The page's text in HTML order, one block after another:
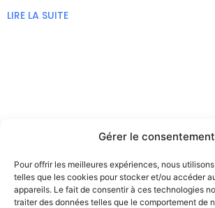
Gérer le consentement
Pour offrir les meilleures expériences, nous
telles que les cookies pour stocker et/ou accéder
appareils. Le fait de consentir à ces technologies
traiter des données telles que le comportement de
LIRE LA SUITE